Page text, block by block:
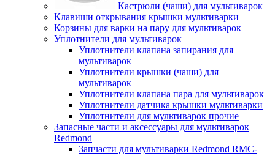
Кастрюли (чаши) для мультиварок
Клавиши открывания крышки мультиварки
Корзины для варки на пару для мультиварок
Уплотнители для мультиварок
Уплотнители клапана запирания для
мультиварок
Уплотнители крышки (чаши) для
мультиварок
Уплотнители клапана пара для мультиварок
Уплотнители датчика крышки мультиварки
Уплотнители для мультиварок прочие
Запасные части и аксессуары для мультиварок
Redmond
Запчасти для мультиварки Redmond RMC-